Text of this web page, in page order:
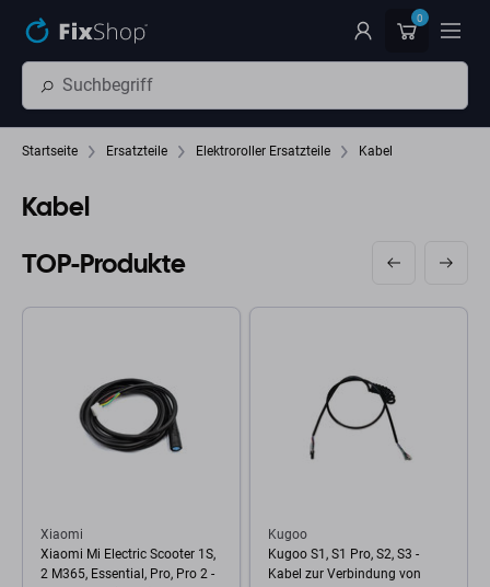
0
Startseite Ersatzteile Elektroroller Ersatzteile Kabel
Kabel
TOP-Produkte
Xiaomi
Xiaomi Mi Electric Scooter 1S,
2 M365, Essential, Pro, Pro 2 -
Kugoo
Kugoo S1, S1 Pro, S2, S3 -
Kabel zur Verbindung von